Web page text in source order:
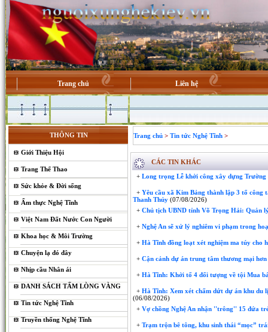
Trang chủ Liên hệ
THÔNG TIN
Giới Thiệu Hội
Trang Thể Thao
Sức khỏe & Đời sống
Ẩm thực Nghệ Tĩnh
Việt Nam Đất Nước Con Người
Khoa học & Môi Trường
Chuyện lạ đó đây
Nhịp cầu Nhân ái
DANH SÁCH TẤM LÒNG VÀNG
Tin tức Nghệ Tĩnh
Truyền thống Nghệ Tĩnh
Trang chủ > Tin tức Nghệ Tĩnh >
CÁC TIN KHÁC
+ Long trọng Lễ khởi công xây dựng
+ Yêu cầu xã Kim Bảng thành lập 3 tổ công
Thanh Thủy (07/08/2026)
+ Chủ tịch UBND tỉnh Võ Trọng Hải: Quản
+ Nghệ An sẽ xử lý nghiêm vi phạm trong
+ Hà Tĩnh đồng loạt xét nghiệm ma túy cho
+ Cận cảnh dự án trung tâm thương mại
+ Hà Tĩnh: Khởi tố 4 đối tượng về tội Mua
+ Hà Tĩnh: Xem xét chấm dứt dự án khu du
(06/08/2026)
+ Vợ chồng Nghệ An nhận ''trông'' 15 đứa
+ Trạm trộn bê tông, khu sinh thái “mọc”